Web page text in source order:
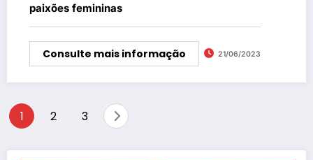
paixões femininas
Consulte mais informação 21/06/2023
Paginação
1 2 3